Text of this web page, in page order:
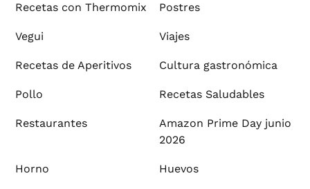
Recetas con Thermomix Postres
Vegui Viajes
Recetas de Aperitivos Cultura gastronómica
Pollo Recetas Saludables
Restaurantes
Amazon Prime Day junio
2026
Horno Huevos